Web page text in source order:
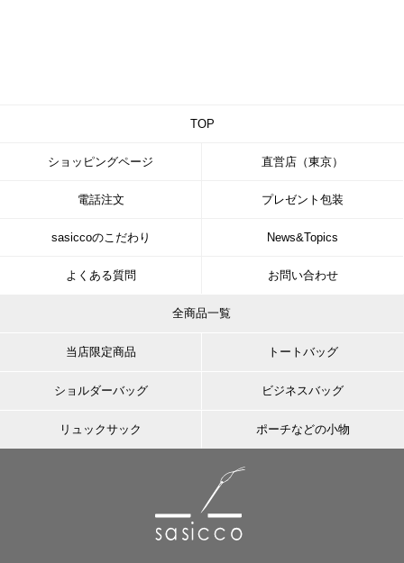
TOP
ショッピングページ 直営店（東京）
電話注文 プレゼント包装
sasiccoのこだわり News&Topics
よくある質問 お問い合わせ
全商品一覧
当店限定商品 トートバッグ
ショルダーバッグ ビジネスバッグ
リュックサック ポーチなどの小物